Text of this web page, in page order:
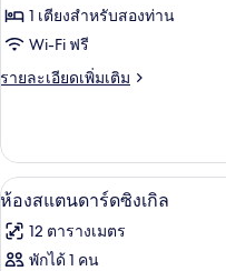
ห้อง
สแตนดาร์ด
ดับเบิล
1 เตียงสำหรับสองท่าน
Wi-Fi ฟรี
รายละเอียดเพิ่มเติม
ราย
เกี่ยว
กับ
ห้อง
ดับเบิล
เปิด
ภาพถ่าย
ทั้งหมด
5
ห้องสแตนดาร์ดซิงเกิล
12 ตารางเมตร
พักได้ 1 คน